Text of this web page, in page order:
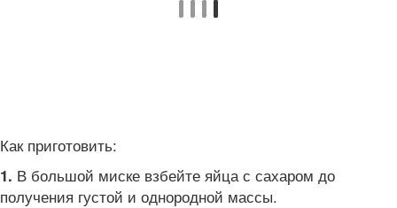
Как приготовить:
1. В большой миске взбейте яйца с сахаром до
получения густой и однородной массы.